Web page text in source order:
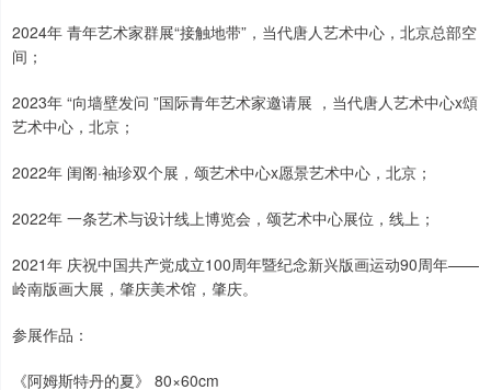
2024年 青年艺术家群展“接触地带”，当代唐人艺术中心，北京总部空
间；
2023年 “向墙壁发问 ”国际青年艺术家邀请展 ，当代唐人艺术中心x頌
艺术中心，北京；
2022年 闺阁·袖珍双个展，颂艺术中心x愿景艺术中心，北京；
2022年 一条艺术与设计线上博览会，颂艺术中心展位，线上；
2021年 庆祝中国共产党成立100周年暨纪念新兴版画运动90周年——
岭南版画大展，肇庆美术馆，肇庆。
参展作品：
《阿姆斯特丹的夏》 80×60cm